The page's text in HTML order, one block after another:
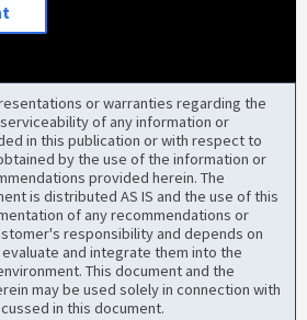
or warranties regarding the
of any information or
in this publication or with respect to
by the use of the information or
provided herein. The
is distributed AS IS and the use of this
of any recommendations or
responsibility and depends on
and integrate them into the
This document and the
may be used solely in connection with
in this document.